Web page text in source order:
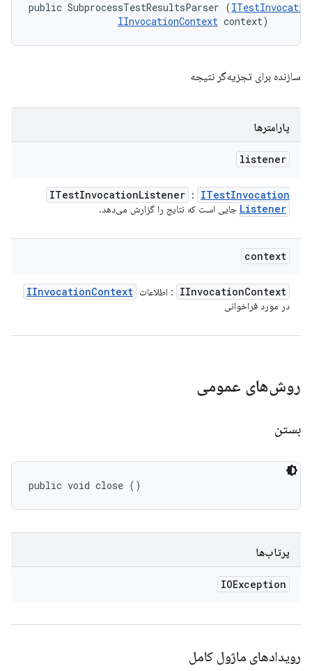
public SubprocessTestResultsParser (
IInvocationContext context)
سازنده برای تجزیه‌گر نتیجه
پارامترها
listener
ITestInvocationListener : ITestInvocation
Listener جایی است که نتایج را گزارش می‌دهد.
context
IInvocationContext : اطلاعات IInvocationContext
در مورد فراخوانی
روش‌های عمومی
بستن
public void close ()
پرتاب‌ها
IOException
رویدادهای ماژول کامل